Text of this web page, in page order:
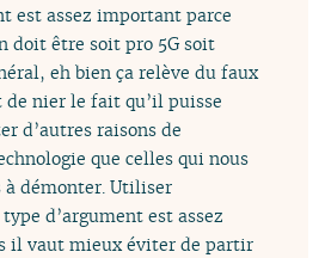
est assez important parce
doit être soit pro 5G soit
eh bien ça relève du faux
de nier le fait qu’il puisse
d’autres raisons de
que celles qui nous
démonter. Utiliser
d’argument est assez
il vaut mieux éviter de partir